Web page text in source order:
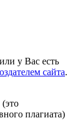
у Вас есть
сайта.
плагиата)